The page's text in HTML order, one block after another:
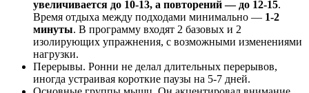
увеличивается до 10-13, а повторений — до 12-15.
Время отдыха между подходами минимально — 1-2
минуты. В программу входят 2 базовых и 2
изолирующих упражнения, с возможными изменениями
нагрузки.
Перерывы. Ронни не делал длительных перерывов,
иногда устраивая короткие паузы на 5-7 дней.